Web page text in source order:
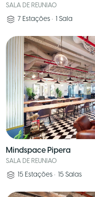
SALA DE REUNIAO
7 Estações • 1 Sala
Mindspace Pipera
SALA DE REUNIAO
15 Estações • 15 Salas